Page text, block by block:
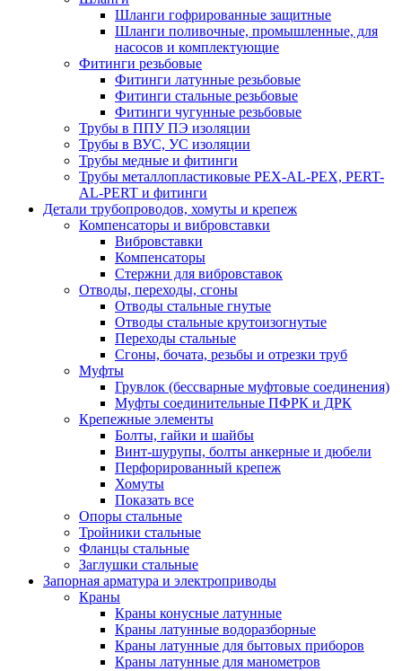
Шланги гофрированные защитные
Шланги поливочные, промышленные, для
насосов и комплектующие
Фитинги резьбовые
Фитинги латунные резьбовые
Фитинги стальные резьбовые
Фитинги чугунные резьбовые
Трубы в ППУ ПЭ изоляции
Трубы в ВУС, УС изоляции
Трубы медные и фитинги
Трубы металлопластиковые PEX-AL-PEX, PERT-
AL-PERT и фитинги
Детали трубопроводов, хомуты и крепеж
Компенсаторы и вибровставки
Вибровставки
Компенсаторы
Стержни для вибровставок
Отводы, переходы, сгоны
Отводы стальные гнутые
Отводы стальные крутоизогнутые
Переходы стальные
Сгоны, бочата, резьбы и отрезки труб
Муфты
Грувлок (бессварные муфтовые соединения)
Муфты соединительные ПФРК и ДРК
Крепежные элементы
Болты, гайки и шайбы
Винт-шурупы, болты анкерные и дюбели
Перфорированный крепеж
Хомуты
Показать все
Опоры стальные
Тройники стальные
Фланцы стальные
Заглушки стальные
Запорная арматура и электроприводы
Краны
Краны конусные латунные
Краны латунные водоразборные
Краны латунные для бытовых приборов
Краны латунные для манометров